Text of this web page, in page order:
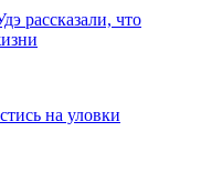
рассказали, что
на уловки